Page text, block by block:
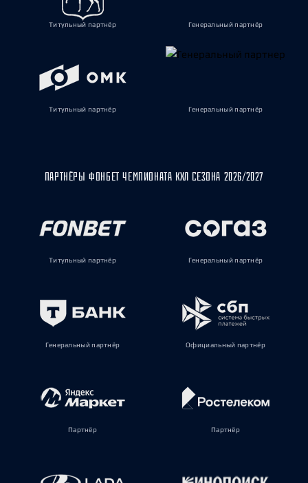
Титульный партнёр Генеральный партнёр
Титульный партнёр Генеральный партнёр
ПАРТНЁРЫ ФОНБЕТ ЧЕМПИОНАТА КХЛ СЕЗОНА 2026/2027
Титульный партнёр Генеральный партнёр
Генеральный партнёр Официальный партнёр
Партнёр Партнёр